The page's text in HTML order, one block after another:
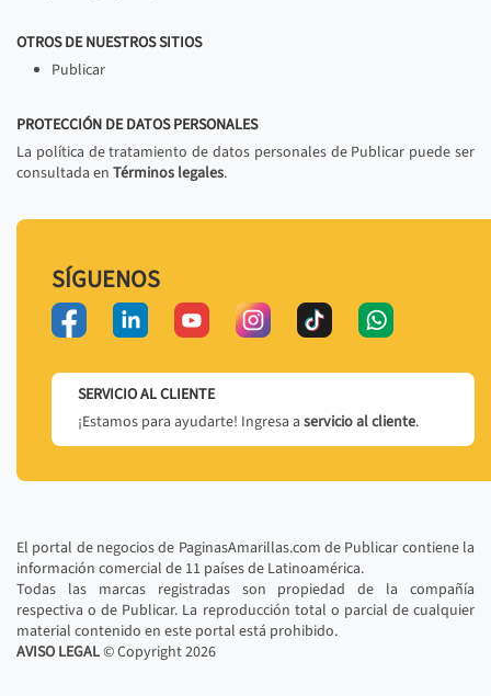
OTROS DE NUESTROS SITIOS
Publicar
PROTECCIÓN DE DATOS PERSONALES
La política de tratamiento de datos personales de Publicar puede ser
consultada en Términos legales.
SÍGUENOS
SERVICIO AL CLIENTE
¡Estamos para ayudarte! Ingresa a servicio al cliente.
El portal de negocios de PaginasAmarillas.com de Publicar contiene la
información comercial de 11 países de Latinoamérica.
Todas las marcas registradas son propiedad de la compañía
respectiva o de Publicar. La reproducción total o parcial de cualquier
material contenido en este portal está prohibido.
AVISO LEGAL© Copyright2026